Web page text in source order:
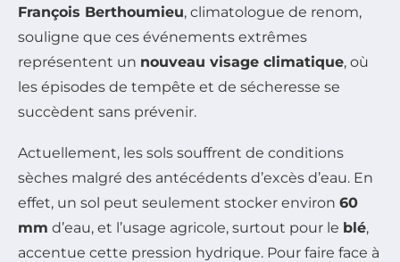
François Berthoumieu, climatologue de renom,
souligne que ces événements extrêmes
représentent un nouveau visage climatique, où
les épisodes de tempête et de sécheresse se
succèdent sans prévenir.
Actuellement, les sols souffrent de conditions
sèches malgré des antécédents d’excès d’eau. En
effet, un sol peut seulement stocker environ 60
mm d’eau, et l’usage agricole, surtout pour le blé,
accentue cette pression hydrique. Pour faire face à